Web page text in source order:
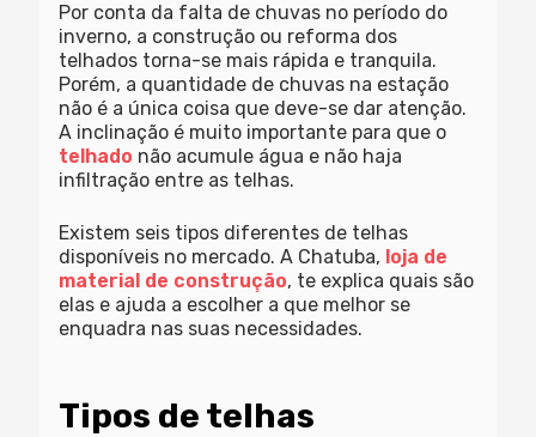
Por conta da falta de chuvas no período do
inverno, a construção ou reforma dos
telhados torna-se mais rápida e tranquila.
Porém, a quantidade de chuvas na estação
não é a única coisa que deve-se dar atenção.
A inclinação é muito importante para que o
telhado não acumule água e não haja
infiltração entre as telhas.
Existem seis tipos diferentes de telhas
disponíveis no mercado. A Chatuba, loja de
material de construção, te explica quais são
elas e ajuda a escolher a que melhor se
enquadra nas suas necessidades.
Tipos de telhas